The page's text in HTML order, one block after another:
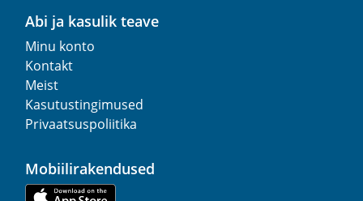
Abi ja kasulik teave
Minu konto
Kontakt
Meist
Kasutustingimused
Privaatsuspoliitika
Mobiilirakendused